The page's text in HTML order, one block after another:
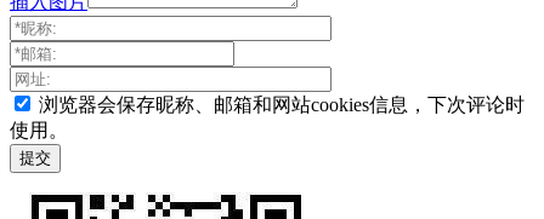
浏览器会保存昵称、邮箱和网站cookies信息，下次评论时
使用。